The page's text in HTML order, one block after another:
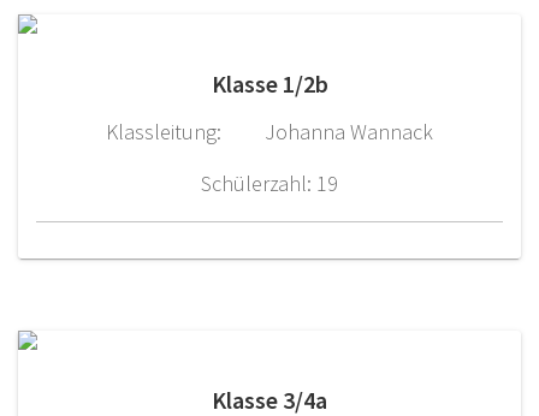
Klasse 1/2b
Klassleitung: Johanna Wannack
Schülerzahl: 19
Klasse 3/4a